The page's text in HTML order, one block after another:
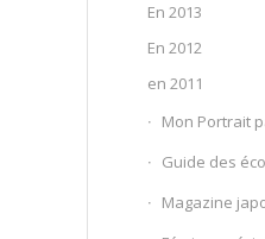
En 2013
En 2012
en 2011
Mon Portrait
Guide des
Magazine